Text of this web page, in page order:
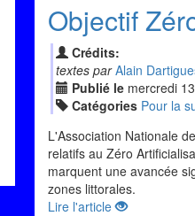
Objectif
Crédits:
textes par Alain
Publié le mercredi 13
Catégories Pour la
L'Association Nationale
relatifs au Zéro
marquent une avancée
zones littorales.
Lire l'article